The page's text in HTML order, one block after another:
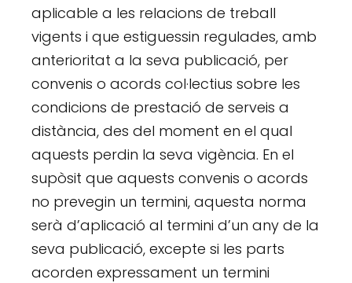
aplicable a les relacions de treball
vigents i que estiguessin regulades, amb
anterioritat a la seva publicació, per
convenis o acords col·lectius sobre les
condicions de prestació de serveis a
distància, des del moment en el qual
aquests perdin la seva vigència. En el
supòsit que aquests convenis o acords
no prevegin un termini, aquesta norma
serà d’aplicació al termini d’un any de la
seva publicació, excepte si les parts
acorden expressament un termini